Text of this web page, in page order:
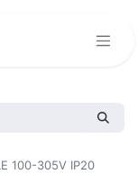
100-305V IP20